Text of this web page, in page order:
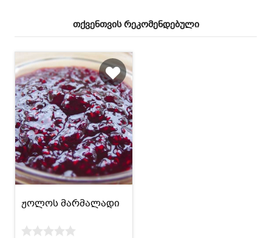
თქვენთვის რეკომენდებული
ჟოლოს მარმალადი